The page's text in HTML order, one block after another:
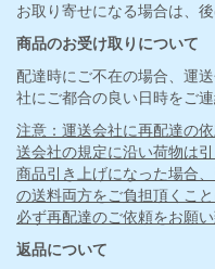
お取り寄せになる場合は、
商品のお受け取りについて
配達時にご不在の場合、運
社にご都合の良い日時をご
注意：運送会社に再配達の
送会社の規定に沿い荷物は引
商品引き上げになった場合
の送料両方をご負担頂くこと
必ず再配達のご依頼をお願い
返品について